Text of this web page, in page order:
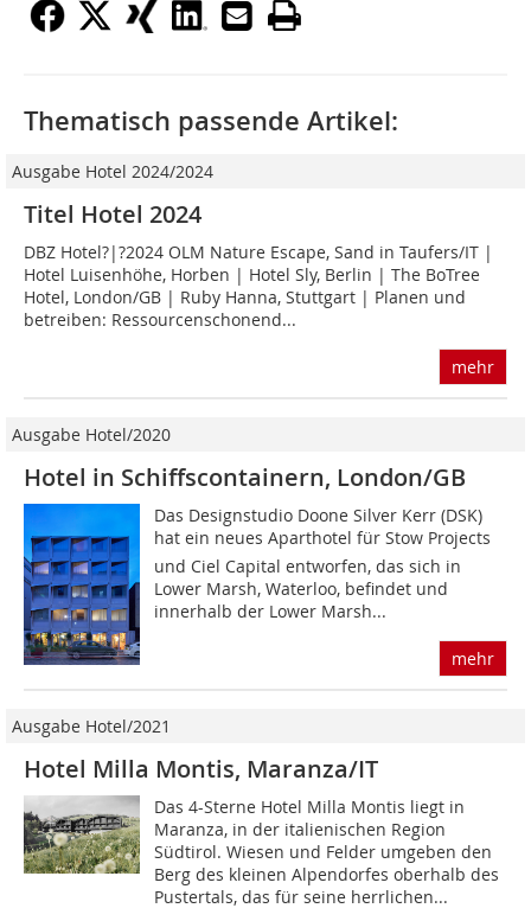
Thematisch passende Artikel:
Ausgabe Hotel 2024/2024
Titel Hotel 2024
DBZ Hotel?|?2024 OLM Nature Escape, Sand in Taufers/IT |
Hotel Luisenhöhe, Horben | Hotel Sly, Berlin | The BoTree
Hotel, London/GB | Ruby Hanna, Stuttgart | Planen und
betreiben: Ressourcenschonend...
mehr
Ausgabe Hotel/2020
Hotel in Schiffscontainern, London/GB
Das Designstudio Doone Silver Kerr (DSK)
hat ein neues Aparthotel für Stow Projects
und Ciel Capital entworfen, das sich in
Lower Marsh, Waterloo, befindet und
innerhalb der Lower Marsh...
mehr
Ausgabe Hotel/2021
Hotel Milla Montis, Maranza/IT
Das 4-Sterne Hotel Milla Montis liegt in
Maranza, in der italienischen Region
Südtirol. Wiesen und Felder umgeben den
Berg des kleinen Alpendorfes oberhalb des
Pustertals, das für seine herrlichen...